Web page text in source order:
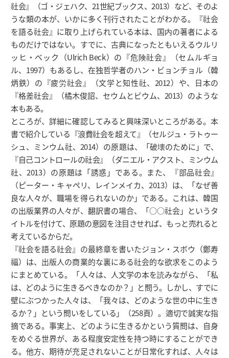
社会』（ゴ・ジェハク、21世紀ブックス、2013）など、そのよ
うな類の本が、いかに多く刊行されたことがわかる。『社会
を語る社会』に取り上げられている本は、国内の著者による
ものだけではない。すでに、古典になったともいえるウルリ
ッヒ・ベック（Ulrich Beck）の『危険社会』（セムルギョ
ル、1997）もあるし、在独哲学者のハン・ビョンチョル（韓
炳鉄）の『疲労社会』（文学と知性社、2012）や、日本の
『格差社会』（橘木俊詔、セウムとビウム、2013）のような
本もある。
ところが、詳細に確認してみると興味深いところがある。本
書で紹介している『浪費社会を超えて』（セルジュ・ラトゥー
シュ、ミンウム社、2014）の原題は、「破壊のために」で、
『自己コントロールの社会』（ダニエル・アクスト、ミンウム
社、2013）の原題は「誘惑」である。また、『部品社会』
（ピーター・キャペリ、レインメイカ、2013）は、「なぜ善
良な人々が、職場を得られないのか」である。これは、韓国
の出版業界の人々が、翻訳書の場合、「○○社会」というタ
イトルを付けて、原題の意図を注目させれば、もっと売れると
考えているからだ。
『社会を語る社会』の最終章を書いたジョン・スボウ（鄭寿
福）は、出版人の商業的な裏にある社会的な欲求をこのよう
にまとめている。「人々は、人文学の本を読みながら、「私
は、どのように生きるべきなのか？」と問う。しかし、すでに
壁にぶつかった人々は、「我々は、どのような世の中に生き
るか？」という問いをしている」（258頁）。適切で誠実な指
摘である。事実上、どのように生きるかという質問は、自身
をめぐる世界が、ある程度安定性を持つ時にすることができ
る。他方、期待が充足されないことが日常化すれば、人々は